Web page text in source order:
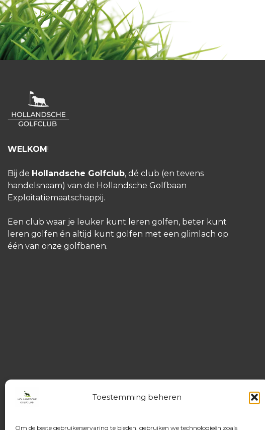
Toestemming beheren
Om de beste gebruikerservaring te bieden, gebruiken we technologieën zoals
HGC Doe Mee!
WELKOM!
Bij de Hollandsche Golfclub, dé club (en tevens
handelsnaam) van de Hollandsche Golfbaan
Exploitatiemaatschappij.
Een club waar je leuker kunt leren golfen, beter kunt
leren golfen én altijd kunt golfen met een glimlach op
één van onze golfbanen.